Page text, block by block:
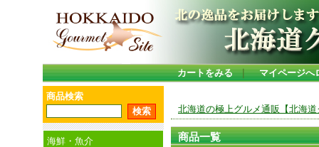
カートをみる｜ マイページへ
商品検索
海鮮・魚介
北海道の極上グルメ通販【北海道
商品一覧